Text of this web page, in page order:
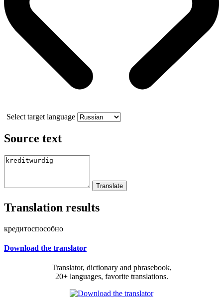
Select target language
Source text
Translation results
кредитоспособно
Download the translator
Translator, dictionary and phrasebook,
20+ languages, favorite translations.